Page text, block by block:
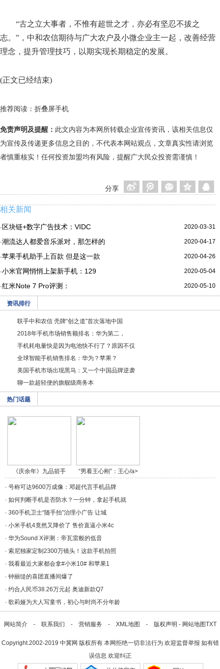
“古之立大事者，不惟有超世之才，亦必有坚忍不拔之
志。”，中和农信期待与广大农户及小微企业主一起，改善经营
理念，提升管理技巧，以期实现长期稳定的发展。
(正文已经结束)
推荐阅读： 折叠屏手机
免责声明及提醒： 此文内容为本网所转载企业宣传资讯，该相关信息仅
为宣传及传递更多信息之目的，不代表本网站观点，文章真实性请浏览
者慎重核实！任何投资加盟均有风险，提醒广大民众投资需谨慎！
分享
相关新闻
2020-03-31
· 区块链+数字广告技术：VIDC
2020-04-17
·潮流达人都爱音乐派对，那怎样的
2020-04-26
·苹果手机助手上百款 但是这一款
2020-05-04
·小米官网悄悄上架新手机：129
2020-05-10
·红米Note 7 Pro评测：
资讯排行
联手中和农信 壳牌“创之道”首次落地中国
2018年手机市场销售额排名：华为第二，
手机耗电量快是因为电池快不行了？原因不仅
全球智能手机销售排名：华为？苹果？
美国手机市场出现黑马：又一个中国品牌逆袭
聊一款超轻便的旗舰级商务本
热门话题
《庆余年》九品箭手
燕/a>
“男看王心刚”：王心/a>
· 号称可达9600万成像：邓超代言手机品牌
· 如何判断手机是否防水？一分钟，拿起手机就
· 360手机卫士“随手拍”治理小广告 让城
· 小米手机4竟然又降价了 售价直逼小米4c
· 华为Sound X评测：帝瓦雷般的低音
· 索尼独家定制2300万镜头！这款手机拍照
· 我看最近大家都会拿#小米10# 和苹果1
· 钟丽缇的喜团直播间爆了
· 约合人民币38.26万元起 奥迪新款Q7
· 歌莉娅为大人写童书，初心与时尚不分年龄
网站简介- 联系我们 - 营销服务 - XML地图 - 版权声明 - 网站地图TXT
Copyright.2002-2019 中冀网 版权所有 本网拒绝一切非法行为 欢迎监督举报 如有错
误信息 欢迎纠正